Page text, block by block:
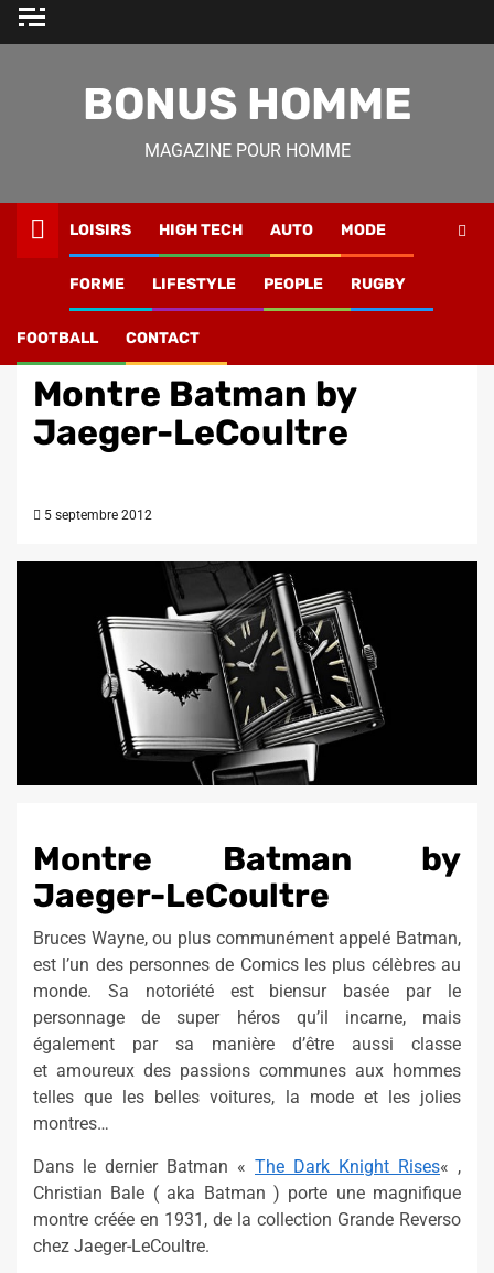
Skip
BONUS HOMME
MAGAZINE POUR HOMME
LOISIRS HIGH TECH AUTO MODE
FORME LIFESTYLE PEOPLE RUGBY
FOOTBALL CONTACT
LeCoultre
Montre Batman by
Jaeger-LeCoultre
5 septembre 2012
Montre Batman by
Jaeger-LeCoultre
Bruces Wayne, ou plus communément appelé Batman,
est l’un des personnes de Comics les plus célèbres au
monde. Sa notoriété est biensur basée par le
personnage de super héros qu’il incarne, mais
également par sa manière d’être aussi classe
et amoureux des passions communes aux hommes
telles que les belles voitures, la mode et les jolies
montres…
Dans le dernier Batman « The Dark Knight Rises« ,
Christian Bale ( aka Batman ) porte une magnifique
montre créée en 1931, de la collection Grande Reverso
chez Jaeger-LeCoultre.